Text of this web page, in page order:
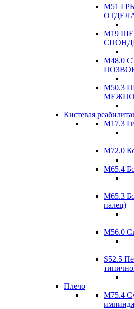
М51
М19
М48.0
М50.3
Кистевая
M17.3
М72.0
M65.4
М65.3
палец)
M56.0
S52.5
Плечо
М75.4